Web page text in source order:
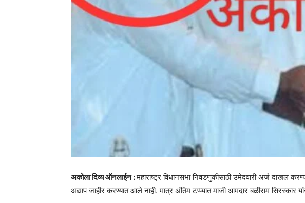
अकोला दिव्य ऑनलाईन :महाराष्ट्र विधानसभा निवडणुकीसाठी उमेदवारी अर्ज दाखल
अद्याप जाहीर करण्यात आले नाही. मात्र अंतिम टप्प्यात माजी आमदार बळीराम सिरस्कार